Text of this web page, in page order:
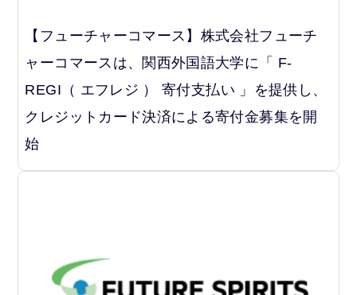
【フューチャーコマース】株式会社フューチ
ャーコマースは、関西外国語大学に「 F-
REGI（ エフレジ ） 寄付支払い 」を提供し、
クレジットカード決済による寄付金募集を開
始